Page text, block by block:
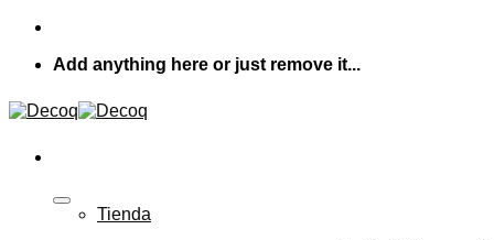
Skip
contentAdd anything here or just remove it...
Tienda